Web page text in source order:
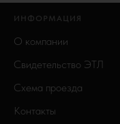
ИНФОРМАЦИЯ
О компании
Свидетельство ЭТЛ
Схема проезда
Контакты